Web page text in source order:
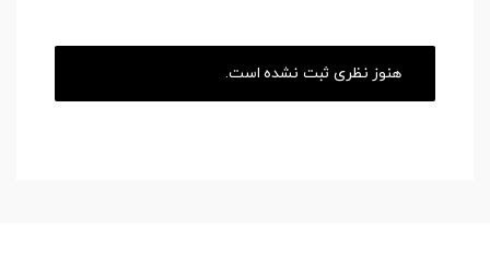
هنوز نظری ثبت نشده است.